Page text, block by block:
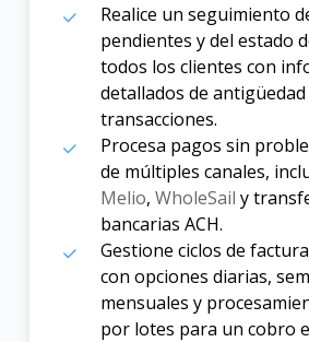
Realice un seguimiento
pendientes y del estado
todos los clientes con
detallados de
transacciones.
Procesa pagos sin
de múltiples canales,
Melio, WholeSail y
bancarias ACH.
Gestione ciclos de
con opciones diarias,
mensuales y
por lotes para un cobro